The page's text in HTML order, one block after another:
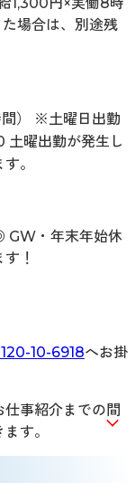
場合は、別途残
） ※土曜日出勤
土曜出勤が発生し
。
GW・年末年始休
！
10-6918へお掛
事紹介までの間
す。